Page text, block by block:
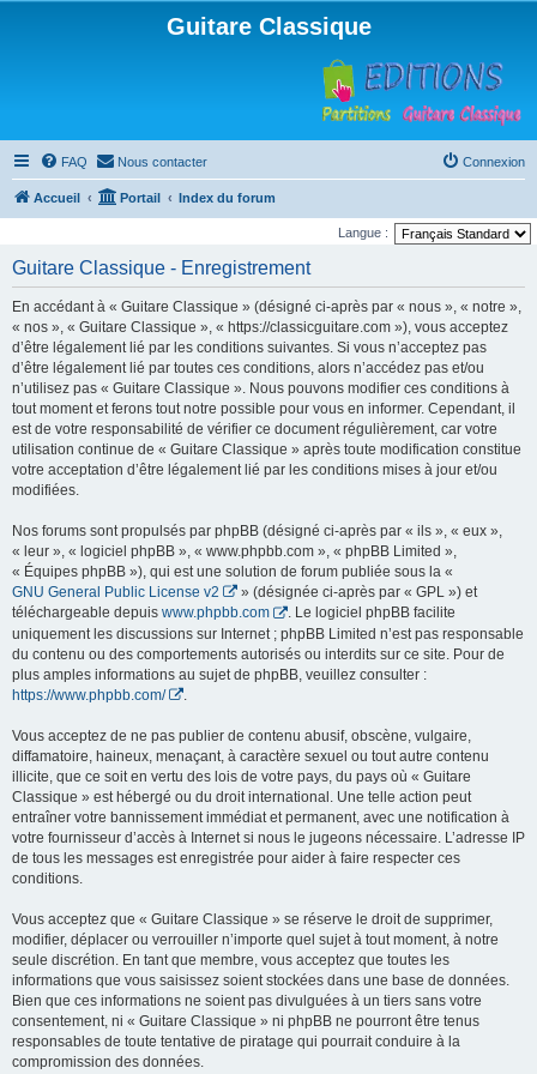
Guitare Classique
FAQ Nous contacter Connexion
Accueil Portail Index du forum
Langue :
Guitare Classique - Enregistrement
En accédant à « Guitare Classique » (désigné ci-après par « nous », « notre »,
« nos », « Guitare Classique », « https://classicguitare.com »), vous acceptez
d’être légalement lié par les conditions suivantes. Si vous n’acceptez pas
d’être légalement lié par toutes ces conditions, alors n’accédez pas et/ou
n’utilisez pas « Guitare Classique ». Nous pouvons modifier ces conditions à
tout moment et ferons tout notre possible pour vous en informer. Cependant, il
est de votre responsabilité de vérifier ce document régulièrement, car votre
utilisation continue de « Guitare Classique » après toute modification constitue
votre acceptation d’être légalement lié par les conditions mises à jour et/ou
modifiées.
Nos forums sont propulsés par phpBB (désigné ci-après par « ils », « eux »,
« leur », « logiciel phpBB », « www.phpbb.com », « phpBB Limited »,
« Équipes phpBB »), qui est une solution de forum publiée sous la «
GNU General Public License v2
» (désignée ci-après par « GPL ») et
téléchargeable depuis www.phpbb.com
. Le logiciel phpBB facilite
uniquement les discussions sur Internet ; phpBB Limited n’est pas responsable
du contenu ou des comportements autorisés ou interdits sur ce site. Pour de
plus amples informations au sujet de phpBB, veuillez consulter :
https://www.phpbb.com/
Vous acceptez de ne pas publier de contenu abusif, obscène, vulgaire,
diffamatoire, haineux, menaçant, à caractère sexuel ou tout autre contenu
illicite, que ce soit en vertu des lois de votre pays, du pays où « Guitare
Classique » est hébergé ou du droit international. Une telle action peut
entraîner votre bannissement immédiat et permanent, avec une notification à
votre fournisseur d’accès à Internet si nous le jugeons nécessaire. L’adresse IP
de tous les messages est enregistrée pour aider à faire respecter ces
conditions.
Vous acceptez que « Guitare Classique » se réserve le droit de supprimer,
modifier, déplacer ou verrouiller n’importe quel sujet à tout moment, à notre
seule discrétion. En tant que membre, vous acceptez que toutes les
informations que vous saisissez soient stockées dans une base de données.
Bien que ces informations ne soient pas divulguées à un tiers sans votre
consentement, ni « Guitare Classique » ni phpBB ne pourront être tenus
responsables de toute tentative de piratage qui pourrait conduire à la
compromission des données.